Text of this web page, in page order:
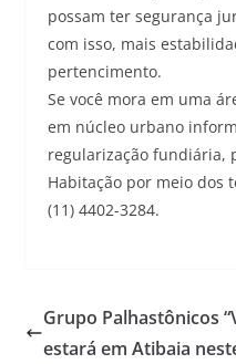
possam ter segurança
com isso, mais
pertencimento.
Se você mora em uma
em núcleo urbano
regularização fundiária,
Habitação por meio dos
(11) 4402-3284.
Grupo Palhastônicos
estará em Atibaia